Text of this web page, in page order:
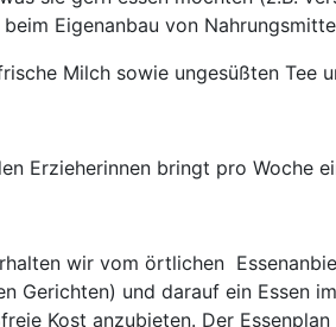
Eigenanbau von
Milch sowie ungesüßten Tee
Erzieherinnen bringt pro Woche
wir vom örtlichen
Gerichten) und darauf ein Essen
Kost anzubieten. Der